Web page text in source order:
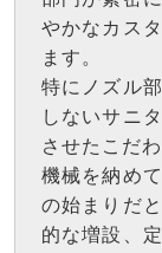
やかなカス
ます。
特にノズル
しないサニ
させたこだ
機械を納め
の始まりだ
的な増設、